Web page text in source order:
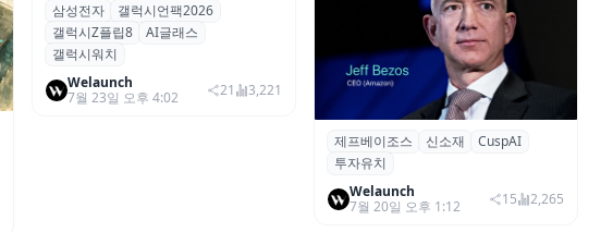
삼성전자, 갤럭시 언팩 2026 행사
에서 8세대 갤럭시 Z 시리즈 공개
삼성전자
갤럭시언팩2026
갤럭시Z플립8
AI글래스
갤럭시워치
Welaunch
7월 23일 오후 4:02
21 3,221
제프 베조스, 신소재 발견 AI 스타
트업 CuspAI에 4억 5천만 달러 투
자
​제프베이조스 신소재
CuspAI
투자유치
Welaunch
7월 20일 오후 1:12
15 2,265